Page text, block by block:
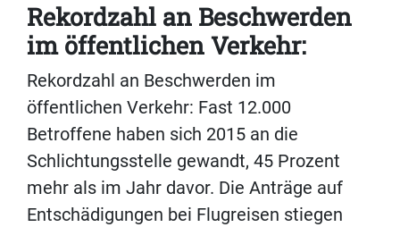
Rekordzahl an Beschwerden
im öffentlichen Verkehr:
Rekordzahl an Beschwerden im
öffentlichen Verkehr: Fast 12.000
Betroffene haben sich 2015 an die
Schlichtungsstelle gewandt, 45 Prozent
mehr als im Jahr davor. Die Anträge auf
Entschädigungen bei Flugreisen stiegen